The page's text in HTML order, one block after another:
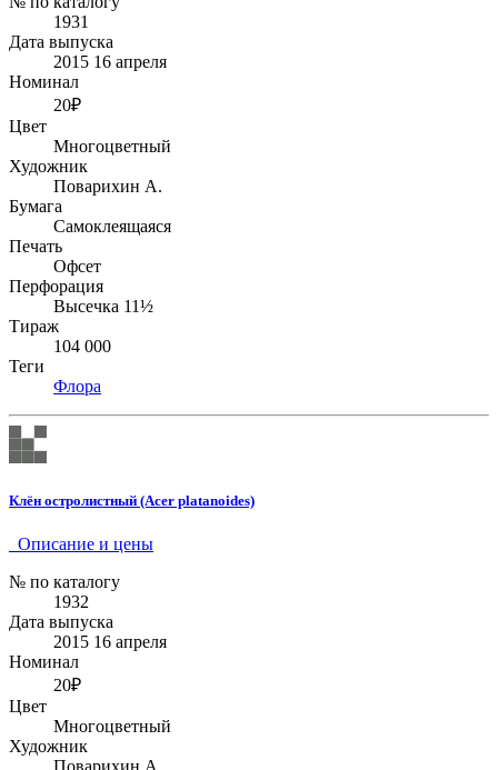
1931
Дата выпуска
2015 16 апреля
Номинал
20₽
Цвет
Многоцветный
Художник
Поварихин А.
Бумага
Самоклеящаяся
Печать
Офсет
Перфорация
Высечка 11½
Тираж
104 000
Теги
Флора
Клён остролистный (Acer platanoides)
Описание и цены
№ по каталогу
1932
Дата выпуска
2015 16 апреля
Номинал
20₽
Цвет
Многоцветный
Художник